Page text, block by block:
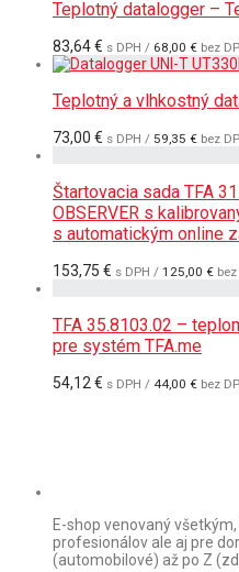
Teplotný datalogger –
83,64€ s DPH / 68,00 € bez
Teplotný a vlhkostný
73,00 € s DPH / 59,35 € bez
Štartovacia sada TFA
OBSERVER s
s automatickým online
153,75 € s DPH / 125,00 €
TFA 35.8103.02 –
pre systém TFA.me
54,12 € s DPH / 44,00 € bez
E-shop venovaný
profesionálov ale aj pre
(automobilové) až po Z